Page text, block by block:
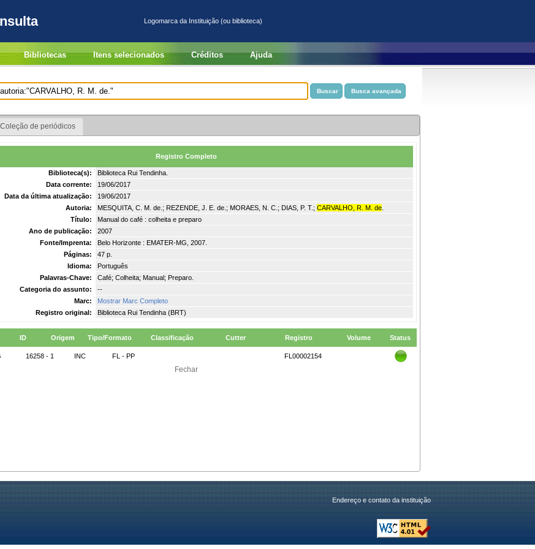
Logomarca da Instituição (ou biblioteca)
Bibliotecas Itens selecionados Créditos Ajuda
Coleção de periódicos
Registro Completo
Biblioteca(s):
Biblioteca Rui Tendinha.
Data corrente:
19/06/2017
Data da última atualização:
19/06/2017
Autoria:
MESQUITA, C. M. de.; REZENDE, J. E. de.; MORAES, N. C.; DIAS, P. T.; CARVALHO, R. M. de
Título:
Manual do café : colheita e preparo
Ano de publicação:
2007
Fonte/Imprenta:
Belo Horizonte : EMATER-MG, 2007.
Páginas:
47 p.
Idioma:
Português
Palavras-Chave:
Café; Colheita; Manual; Preparo.
Categoria do assunto:
--
Marc:
Mostrar Marc Completo
Registro original:
Biblioteca Rui Tendinha (BRT)
ID Origem Tipo/Formato Classificação Cutter Registro Volume Status
16258 - 1 INC FL - PP FL00002154
Fechar
Endereço e contato da instituição